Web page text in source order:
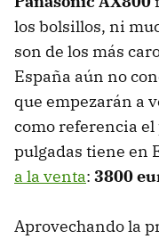
los bolsillos, ni
son de los más
España aún no
que empezarán a
como referencia el
pulgadas tiene en
a la venta: 3800
Aprovechando la